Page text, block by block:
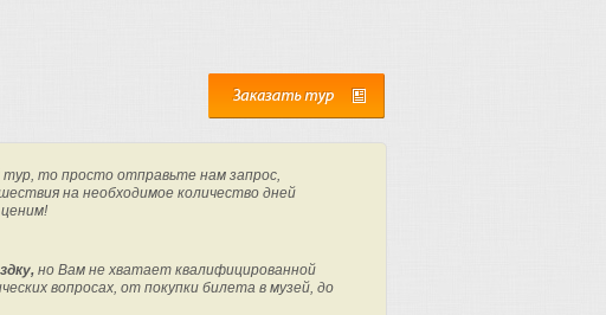
то просто отправьте нам запрос,
на необходимое количество дней
но Вам не хватает квалифицированной
вопросах, от покупки билета в музей, до